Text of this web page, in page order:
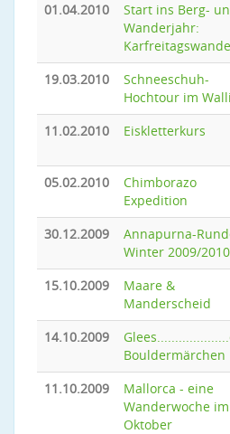
01.04.2010
Start ins Berg-
Wanderjahr:
19.03.2010
Schneeschuh-
Hochtour im
11.02.2010 Eiskletterkurs
05.02.2010
Chimborazo
Expedition
30.12.2009
Annapurna-
Winter 2009/2010
15.10.2009
Maare &
Manderscheid
14.10.2009
Bouldermärchen
11.10.2009
Mallorca - eine
Wanderwoche im
Oktober